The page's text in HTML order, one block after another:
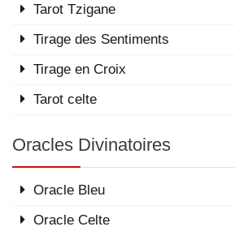
Tarot Tzigane
Tirage des Sentiments
Tirage en Croix
Tarot celte
Oracles Divinatoires
Oracle Bleu
Oracle Celte